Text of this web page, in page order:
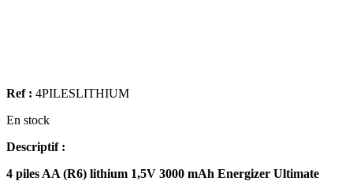
Ref : 4PILESLITHIUM
En stock
Descriptif :
4 piles AA (R6) lithium 1,5V 3000 mAh Energizer Ultimate